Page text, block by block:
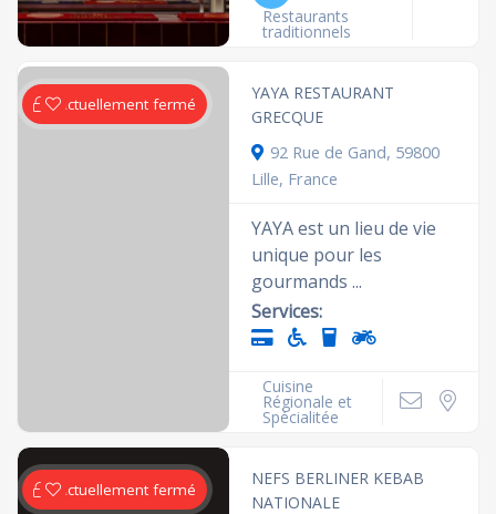
Restaurants
traditionnels
Actuellement fermé
YAYA RESTAURANT
GRECQUE
92 Rue de Gand, 59800
Lille, France
YAYA est un lieu de vie
unique pour les
gourmands ...
Services:
Cuisine
Régionale et
Spécialitée
Actuellement fermé
NEFS BERLINER KEBAB
NATIONALE